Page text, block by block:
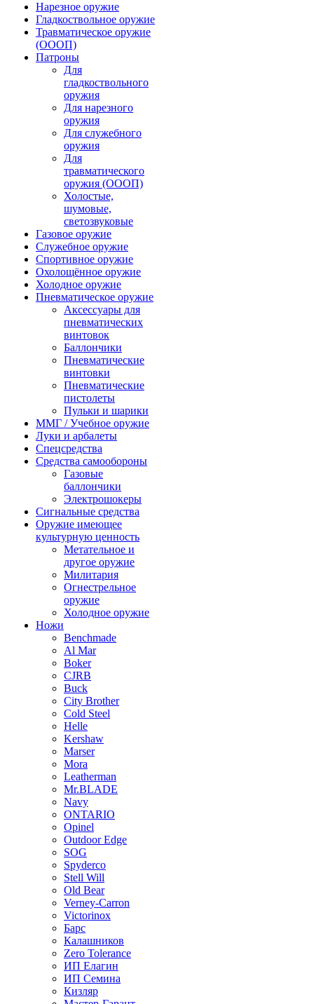
Нарезное оружие
Гладкоствольное оружие
Травматическое оружие
(ОООП)
Патроны
Для
гладкоствольного
оружия
Для нарезного
оружия
Для служебного
оружия
Для
травматического
оружия (ОООП)
Холостые,
шумовые,
светозвуковые
Газовое оружие
Служебное оружие
Спортивное оружие
Охолощённое оружие
Холодное оружие
Пневматическое оружие
Аксессуары для
пневматических
винтовок
Баллончики
Пневматические
винтовки
Пневматические
пистолеты
Пульки и шарики
ММГ / Учебное оружие
Луки и арбалеты
Спецсредства
Средства самообороны
Газовые
баллончики
Электрошокеры
Сигнальные средства
Оружие имеющее
культурную ценность
Метательное и
другое оружие
Милитария
Огнестрельное
оружие
Холодное оружие
Ножи
Benchmade
Al Mar
Boker
CJRB
Buck
City Brother
Cold Steel
Helle
Kershaw
Marser
Mora
Leatherman
Mr.BLADE
Navy
ONTARIO
Opinel
Outdoor Edge
SOG
Spyderco
Stell Will
Old Bear
Verney-Carron
Victorinox
Барс
Калашников
Zero Tolerance
ИП Елагин
ИП Семина
Кизляр